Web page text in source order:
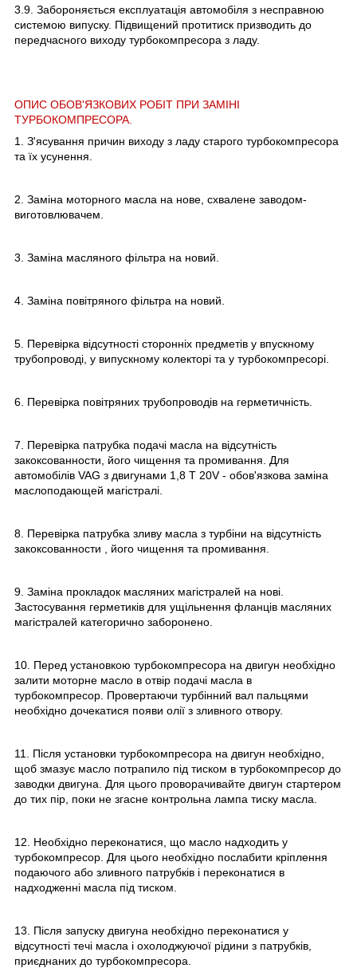
3.9. Забороняється експлуатація автомобіля з несправною
системою випуску. Підвищений протитиск призводить до
передчасного виходу турбокомпресора з ладу.
ОПИС ОБОВ'ЯЗКОВИХ РОБІТ ПРИ ЗАМІНІ
ТУРБОКОМПРЕСОРА.
1. З'ясування причин виходу з ладу старого турбокомпресора
та їх усунення.
2. Заміна моторного масла на нове, схвалене заводом-
виготовлювачем.
3. Заміна масляного фільтра на новий.
4. Заміна повітряного фільтра на новий.
5. Перевірка відсутності сторонніх предметів у впускному
трубопроводі, у випускному колекторі та у турбокомпресорі.
6. Перевірка повітряних трубопроводів на герметичність.
7. Перевірка патрубка подачі масла на відсутність
закоксованности, його чищення та промивання. Для
автомобілів VAG з двигунами 1,8 T 20V - обов'язкова заміна
маслоподающей магістралі.
8. Перевірка патрубка зливу масла з турбіни на відсутність
закоксованности , його чищення та промивання.
9. Заміна прокладок масляних магістралей на нові.
Застосування герметиків для ущільнення фланців масляних
магістралей категорично заборонено.
10. Перед установкою турбокомпресора на двигун необхідно
залити моторне масло в отвір подачі масла в
турбокомпресор. Провертаючи турбінний вал пальцями
необхідно дочекатися появи олії з зливного отвору.
11. Після установки турбокомпресора на двигун необхідно,
щоб змазує масло потрапило під тиском в турбокомпресор до
заводки двигуна. Для цього проворачивайте двигун стартером
до тих пір, поки не згасне контрольна лампа тиску масла.
12. Необхідно переконатися, що масло надходить у
турбокомпресор. Для цього необхідно послабити кріплення
подаючого або зливного патрубків і переконатися в
надходженні масла під тиском.
13. Після запуску двигуна необхідно переконатися у
відсутності течі масла і охолоджуючої рідини з патрубків,
приєднаних до турбокомпресора.